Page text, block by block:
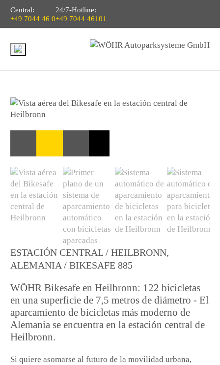
Central:
+49 7044 46 0
24/7-Hotline:
+49 7044 46101
ESTACIÓN CENTRAL / HEILBRONN,
ALEMANIA / BIKESAFE 885
WÖHR Bikesafe en Heilbronn: 122 bicicletas
en una superficie de 7,5 metros de diámetro - El
aparcamiento de bicicletas más moderno de
Alemania se encuentra en la estación central de
Heilbronn.
Si quiere asomarse al futuro de la movilidad urbana,